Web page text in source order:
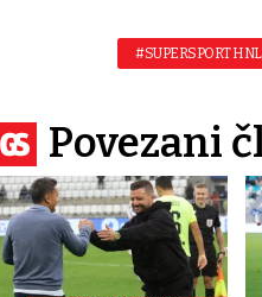
#SUPERSPORT HNL
Povezani